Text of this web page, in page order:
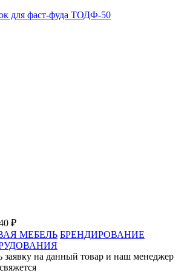
₽
МЕБЕЛЬ БРЕНДИРОВАНИЕ
заявку на данный товар и наш менеджер